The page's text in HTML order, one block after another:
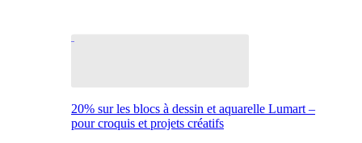
20% sur les blocs à dessin et aquarelle Lumart –
pour croquis et projets créatifs